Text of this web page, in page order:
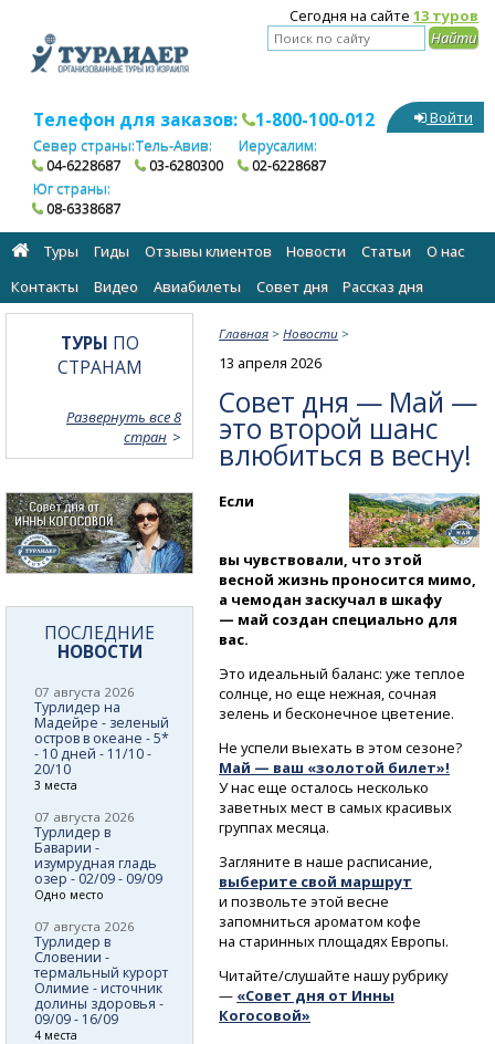
Сегодня на сайте 13 туров
Телефон для заказов: 1-800-100-012
Север страны:
04-6228687
Тель-Авив:
03-6280300
Иерусалим:
02-6228687
Юг страны:
08-6338687
Войти
Туры Гиды Отзывы клиентов Новости Статьи
О нас
Контакты
Видео Авиабилеты Cовет дня Рассказ дня
Главная >Новости >
13 апреля 2026
Совет дня — Май —
это второй шанс
влюбиться в весну!
Если
вы чувствовали, что этой
весной жизнь проносится мимо,
а чемодан заскучал в шкафу
— май создан специально для
вас.
Это идеальный баланс: уже теплое
солнце, но еще нежная, сочная
зелень и бесконечное цветение.
Не успели выехать в этом сезоне?
Май — ваш «золотой билет»!
У нас еще осталось несколько
заветных мест в самых красивых
группах месяца.
Загляните в наше расписание,
выберите свой маршрут
и позвольте этой весне
запомниться ароматом кофе
на старинных площадях Европы.
Читайте/слушайте нашу рубрику
— «Совет дня от Инны
Когосовой»
ТУРЫ ПО
СТРАНАМ
Развернуть все 8
стран
ПОСЛЕДНИЕ
НОВОСТИ
07 августа 2026
Турлидер на
Мадейре - зеленый
остров в океане - 5*
- 10 дней - 11/10 -
20/10
3 места
07 августа 2026
Турлидер в
Баварии -
изумрудная гладь
озер - 02/09 - 09/09
Одно место
07 августа 2026
Турлидер в
Словении -
термальный курорт
Олимие - источник
долины здоровья -
09/09 - 16/09
4 места